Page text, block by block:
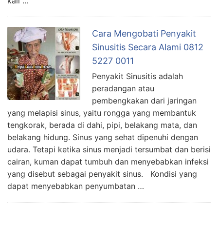
Cara Mengobati Penyakit
Sinusitis Secara Alami 0812
5227 0011
Penyakit Sinusitis adalah
peradangan atau
pembengkakan dari jaringan
yang melapisi sinus, yaitu rongga yang membantuk
tengkorak, berada di dahi, pipi, belakang mata, dan
belakang hidung. Sinus yang sehat dipenuhi dengan
udara. Tetapi ketika sinus menjadi tersumbat dan berisi
cairan, kuman dapat tumbuh dan menyebabkan infeksi
yang disebut sebagai penyakit sinus. Kondisi yang
dapat menyebabkan penyumbatan …